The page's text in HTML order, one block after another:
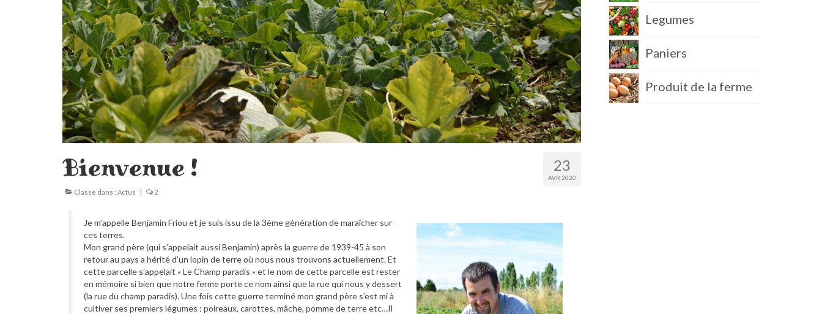
23
AVR 2020
Bienvenue !
Classé dans : Actus | 2
Je m’appelle Benjamin Friou et je suis issu de la 3ème génération de maraîcher sur
ces terres.
Mon grand père (qui s’appelait aussi Benjamin) après la guerre de 1939-45 à son
retour au pays a hérité d’un lopin de terre où nous nous trouvons actuellement. Et
cette parcelle s’appelait « Le Champ paradis » et le nom de cette parcelle est rester
en mémoire si bien que notre ferme porte ce nom ainsi que la rue qui nous y dessert
(la rue du champ paradis). Une fois cette guerre terminé mon grand père s’est mi à
cultiver ses premiers légumes : poireaux, carottes, mâche, pomme de terre etc…Il
Legumes
Paniers
Produit de la ferme